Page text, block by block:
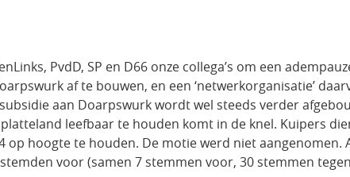
PvdD, SP en D66 onze collega’s om een
af te bouwen, en een ‘netwerkorganisatie’
aan Doarpswurk wordt wel steeds verder
leefbaar te houden komt in de knel. Kuipers
op hoogte te houden. De motie werd niet aangenomen.
voor (samen 7 stemmen voor, 30 stemmen